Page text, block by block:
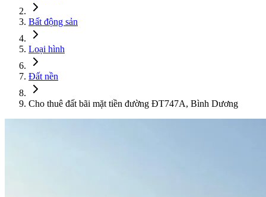
Bất động sản
Loại hình
Đất nền
Cho thuê đất bãi mặt tiền đường ĐT747A, Bình Dương